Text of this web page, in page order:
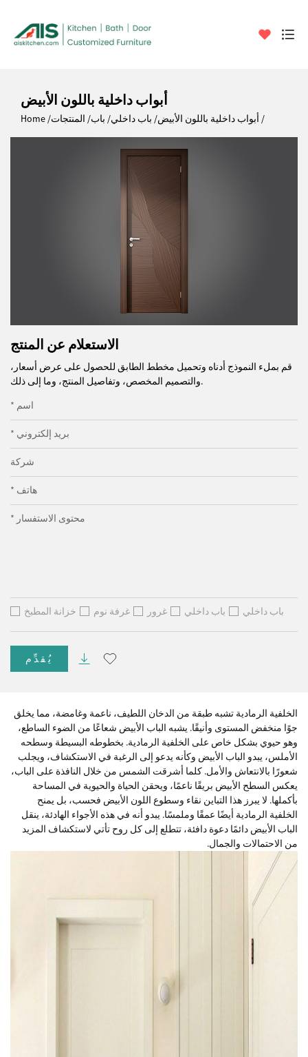
أبواب داخلية باللون الأبيض
Home المنتجات باب باب داخلي أبواب داخلية باللون الأبيض
الاستعلام عن المنتج
قم بملء النموذج أدناه وتحميل مخطط الطابق للحصول على عرض أسعار،
والتصميم المخصص، وتفاصيل المنتج، وما إلى ذلك.
* اسم
* بريد إلكتروني
شركة
* هاتف
* محتوى الاستفسار
خزانة المطبخ غرفة نوم غرور باب داخلي باب داخلي
يُقدِّم
الخلفية الرمادية تشبه طبقة من الدخان اللطيف، ناعمة وغامضة، مما يخلق
جوًا منخفض المستوى وأنيقًا. يشبه الباب الأبيض شعاعًا من الضوء الساطع،
وهو حيوي بشكل خاص على الخلفية الرمادية. بخطوطه البسيطة وسطحه
الأملس، يبدو الباب الأبيض وكأنه يدعو إلى الرغبة في الاستكشاف، ويجلب
شعورًا بالانتعاش والأمل. كلما أشرقت الشمس من خلال النافذة على الباب،
يعكس السطح الأبيض بريقًا ناعمًا، ويحقن الحياة والحيوية في المساحة
بأكملها. لا يبرز هذا التباين نقاء وسطوع اللون الأبيض فحسب، بل يمنح
الخلفية الرمادية أيضًا عمقًا وملمسًا. يبدو أنه في هذه الأجواء الهادئة، ينقل
الباب الأبيض دائمًا دعوة دافئة، تتطلع إلى كل روح تأتي لاستكشاف المزيد
من الاحتمالات والجمال.